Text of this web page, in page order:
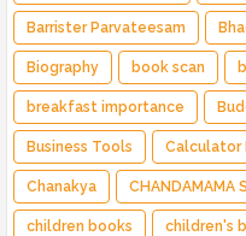
Barrister Parvateesam
Biography book scan
breakfast importance
Business Tools Calculator
Chanakya CHANDAMAMA
children books children's